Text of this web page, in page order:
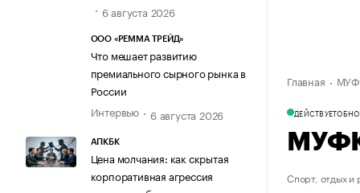
6 августа 2026
ООО «РЕММА ТРЕЙД»
Что мешает развитию
премиального сырного рынка в
России
Интервью
6 августа 2026
АПКБК
Цена молчания: как скрытая
корпоративная агрессия
Главная
ДЕЙСТВУЕТ
Спорт, отдых и